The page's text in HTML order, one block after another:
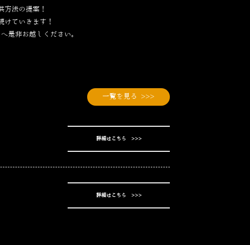
法の提案！
ていきます！
是非お越しください。
一覧を見る >>>
詳細はこちら >>>
詳細はこちら >>>